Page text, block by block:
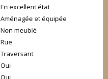
En excellent état
Aménagée et équipée
Non meublé
Rue
Traversant
Oui
Oui